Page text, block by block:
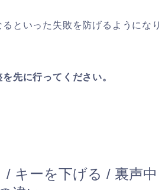
といった失敗を防げるようになり
先に行ってください。
キーを下げる / 裏声中